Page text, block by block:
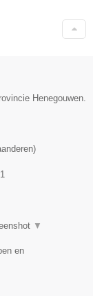
Henegouwen.
)
▼
en